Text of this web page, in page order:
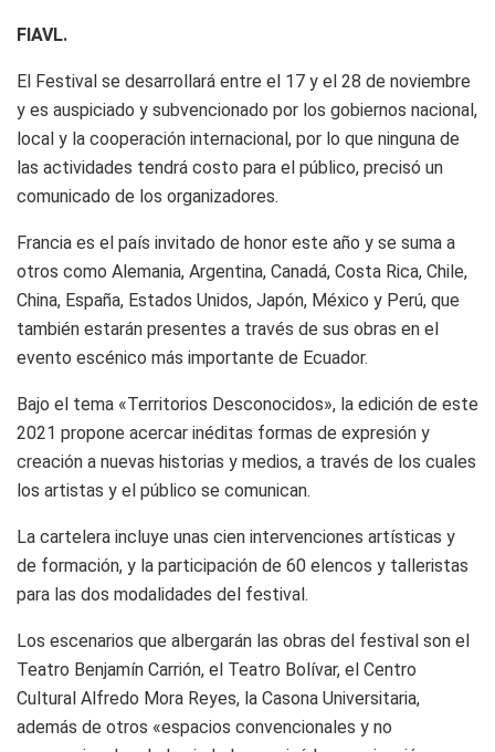
FIAVL.
El Festival se desarrollará entre el 17 y el 28 de noviembre
y es auspiciado y subvencionado por los gobiernos nacional,
local y la cooperación internacional, por lo que ninguna de
las actividades tendrá costo para el público, precisó un
comunicado de los organizadores.
Francia es el país invitado de honor este año y se suma a
otros como Alemania, Argentina, Canadá, Costa Rica, Chile,
China, España, Estados Unidos, Japón, México y Perú, que
también estarán presentes a través de sus obras en el
evento escénico más importante de Ecuador.
Bajo el tema «Territorios Desconocidos», la edición de este
2021 propone acercar inéditas formas de expresión y
creación a nuevas historias y medios, a través de los cuales
los artistas y el público se comunican.
La cartelera incluye unas cien intervenciones artísticas y
de formación, y la participación de 60 elencos y talleristas
para las dos modalidades del festival.
Los escenarios que albergarán las obras del festival son el
Teatro Benjamín Carrión, el Teatro Bolívar, el Centro
Cultural Alfredo Mora Reyes, la Casona Universitaria,
además de otros «espacios convencionales y no